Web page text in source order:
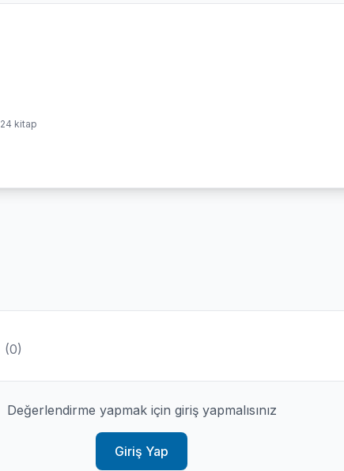
24 kitap
(0)
Değerlendirme yapmak için giriş yapmalısınız
Giriş Yap